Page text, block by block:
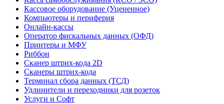
Кассовое оборудование (Уцененное)
Компьютеры и периферия
Онлайн-кассы
Оператор фискальных данных (ОФД)
Принтеры и МФУ
Риббон
Сканер штрих-кода 2D
Сканеры штрих-кода
Терминал сбора данных (ТСД)
Удлинители и переходники для розеток
Услуги и Софт